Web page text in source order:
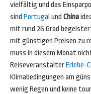
vielfältig und das
sind Portugal und China
mit rund 26 Grad
mit günstigen Preisen zu
muss in diesem Monat
ReiseveranstalterErlebe-
Klimabedingungen am
wenig Regen und keine